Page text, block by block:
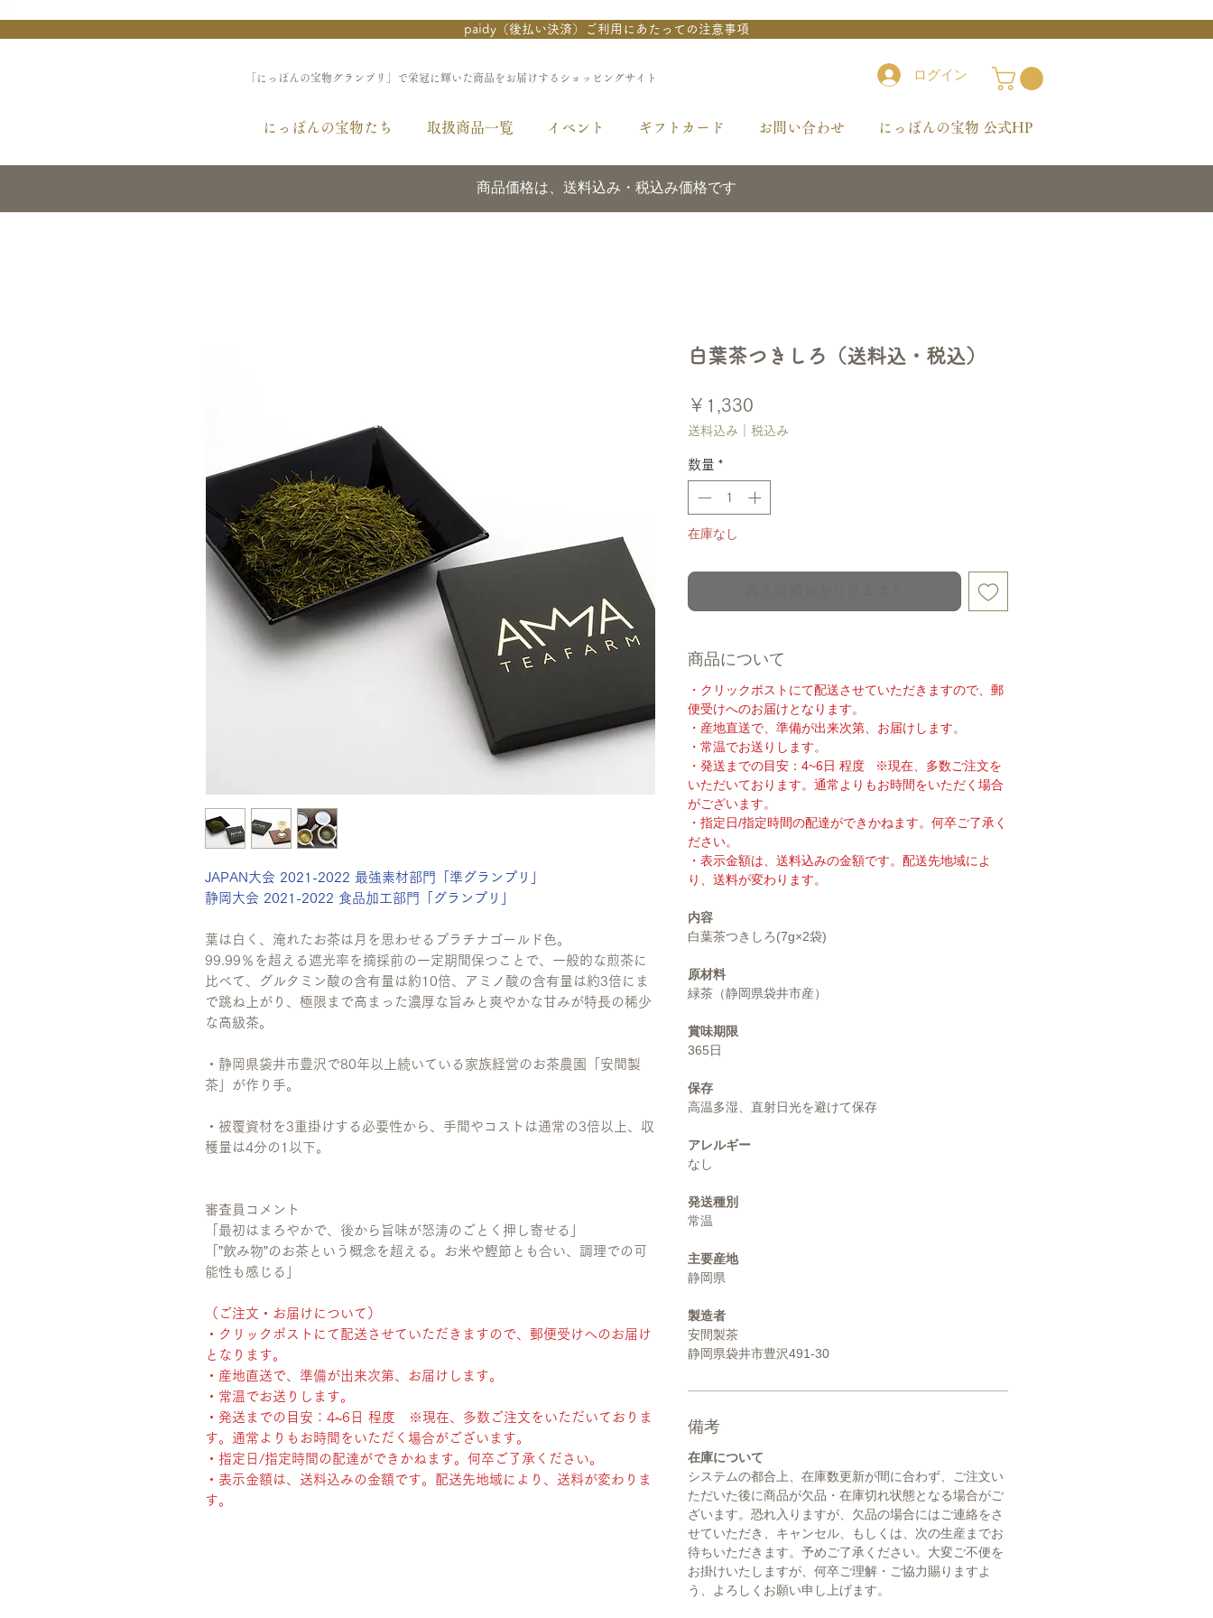
paidy（後払い決済）ご利用にあたっての注意事項
「にっぽんの宝物グランプリ」で栄冠に輝いた商品をお届けするショッピングサイト ログイン
にっぽんの宝物たち 取扱商品一覧 イベント ギフトカード お問い合わせ にっぽんの宝物 公式HP
商品価格は、送料込み・税込み価格です
JAPAN大会 2021-2022 最強素材部門「準グランプリ」
静岡大会 2021-2022 食品加工部門「グランプリ」
葉は白く、淹れたお茶は月を思わせるプラチナゴールド色。
99.99％を超える遮光率を摘採前の一定期間保つことで、一般的な煎茶に
比べて、グルタミン酸の含有量は約10倍、アミノ酸の含有量は約3倍にま
で跳ね上がり、極限まで高まった濃厚な旨みと爽やかな甘みが特長の稀少
な高級茶。
・静岡県袋井市豊沢で80年以上続いている家族経営のお茶農園「安間製
茶」が作り手。
・被覆資材を3重掛けする必要性から、手間やコストは通常の3倍以上、収
穫量は4分の1以下。
審査員コメント
「最初はまろやかで、後から旨味が怒涛のごとく押し寄せる」
「”飲み物”のお茶という概念を超える。お米や鰹節とも合い、調理での可
能性も感じる」
（ご注文・お届けについて）
・クリックポストにて配送させていただきますので、郵便受けへのお届け
となります。
・産地直送で、準備が出来次第、お届けします。
・常温でお送りします。
・発送までの目安：4~6日 程度 ※現在、多数ご注文をいただいておりま
す。通常よりもお時間をいただく場合がございます。
・指定日/指定時間の配達ができかねます。何卒ご了承ください。
・表示金額は、送料込みの金額です。配送先地域により、送料が変わりま
す。
白葉茶つきしろ（送料込・税込）
￥1,330
格
送料込み｜税込み
数量 *
在庫なし
商品について
・クリックポストにて配送させていただきますので、郵
便受けへのお届けとなります。
・産地直送で、準備が出来次第、お届けします。
・常温でお送りします。
・発送までの目安：4~6日 程度 ※現在、多数ご注文を
いただいております。通常よりもお時間をいただく場合
がございます。
・指定日/指定時間の配達ができかねます。何卒ご了承く
ださい。
・表示金額は、送料込みの金額です。配送先地域によ
り、送料が変わります。
内容
白葉茶つきしろ(7g×2袋)
原材料
緑茶（静岡県袋井市産）
賞味期限
365日
保存
高温多湿、直射日光を避けて保存
アレルギー
なし
発送種別
常温
主要産地
静岡県
製造者
安間製茶
静岡県袋井市豊沢491-30
備考
在庫について
システムの都合上、在庫数更新が間に合わず、ご注文い
ただいた後に商品が欠品・在庫切れ状態となる場合がご
ざいます。恐れ入りますが、欠品の場合にはご連絡をさ
せていただき、キャンセル、もしくは、次の生産までお
待ちいただきます。予めご了承ください。大変ご不便を
お掛けいたしますが、何卒ご理解・ご協力賜りますよ
う、よろしくお願い申し上げます。